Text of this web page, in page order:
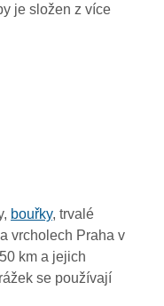
16:25
14:45
14:35
14:25
14:15
je složen z více
bouřky, trvalé
vrcholech Praha v
km a jejich
se používají